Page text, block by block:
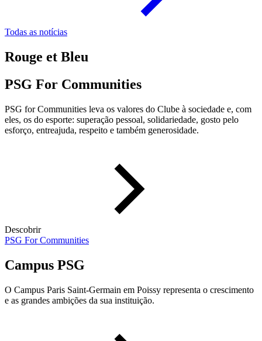
Todas as notícias
Rouge et Bleu
PSG For Communities
PSG for Communities leva os valores do Clube à sociedade e, com
eles, os do esporte: superação pessoal, solidariedade, gosto pelo
esforço, entreajuda, respeito e também generosidade.
Descobrir
PSG For Communities
Campus PSG
O Campus Paris Saint-Germain em Poissy representa o crescimento
e as grandes ambições da sua instituição.